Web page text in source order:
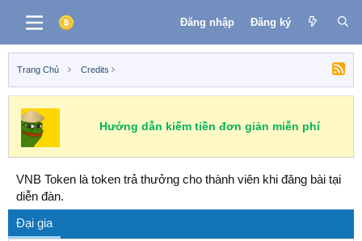
Đăng nhập Đăng ký
Trang Chủ Credits
Hướng dẫn kiếm tiền đơn giản miễn phí
VNB Token là token trả thưởng cho thành viên khi đăng bài tại
diễn đàn.
Đại gia